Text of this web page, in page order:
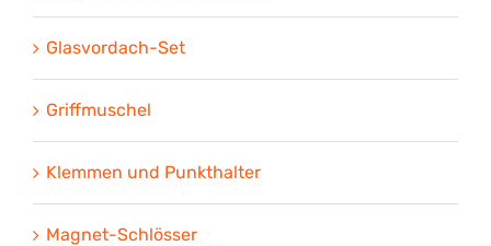
Glasvordach-Set
Griffmuschel
Klemmen und Punkthalter
Magnet-Schlösser